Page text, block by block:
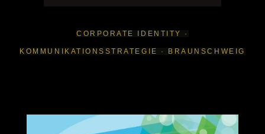
CORPORATE IDENTITY ·
KOMMUNIKATIONSSTRATEGIE · BRAUNSCHWEIG